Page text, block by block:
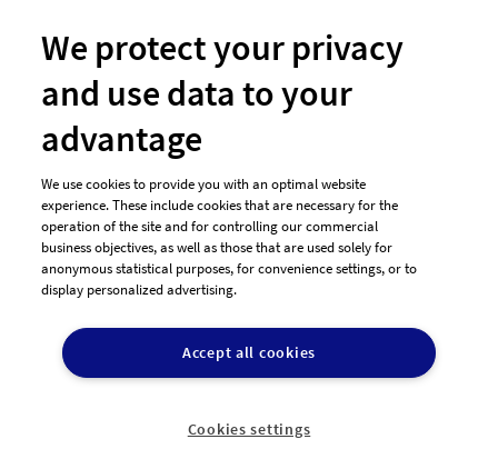
Unsere Zahlungsarten
AGB Dienstleister
Datenschutz
Impressum
We protect your privacy
and use data to your
advantage
We use cookies to provide you with an optimal website
experience. These include cookies that are necessary for the
operation of the site and for controlling our commercial
business objectives, as well as those that are used solely for
anonymous statistical purposes, for convenience settings, or to
display personalized advertising.
Accept all cookies
Cookies settings